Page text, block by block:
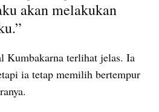
akan melakukan
Kumbakarna terlihat jelas. Ia
ia tetap memilih bertempur